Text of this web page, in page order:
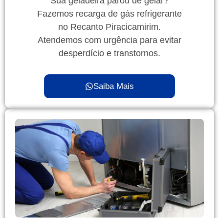
Fazemos recarga de gás refrigerante
no Recanto Piracicamirim.
Atendemos com urgência para evitar
desperdício e transtornos.
Saiba Mais